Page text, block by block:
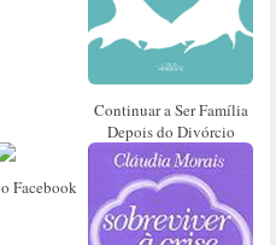
Continuar a Ser Família
Depois do Divórcio
Facebook